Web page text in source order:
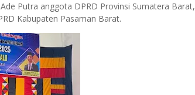
Putra anggota DPRD Provinsi Sumatera Barat,
Kabupaten Pasaman Barat.